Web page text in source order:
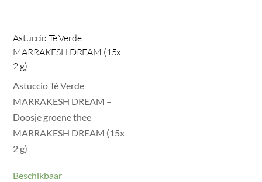
Astuccio Tè Verde
MARRAKESH DREAM (15x
2 g)
Astuccio Tè Verde
MARRAKESH DREAM –
Doosje groene thee
MARRAKESH DREAM (15x
2 g)
Beschikbaar